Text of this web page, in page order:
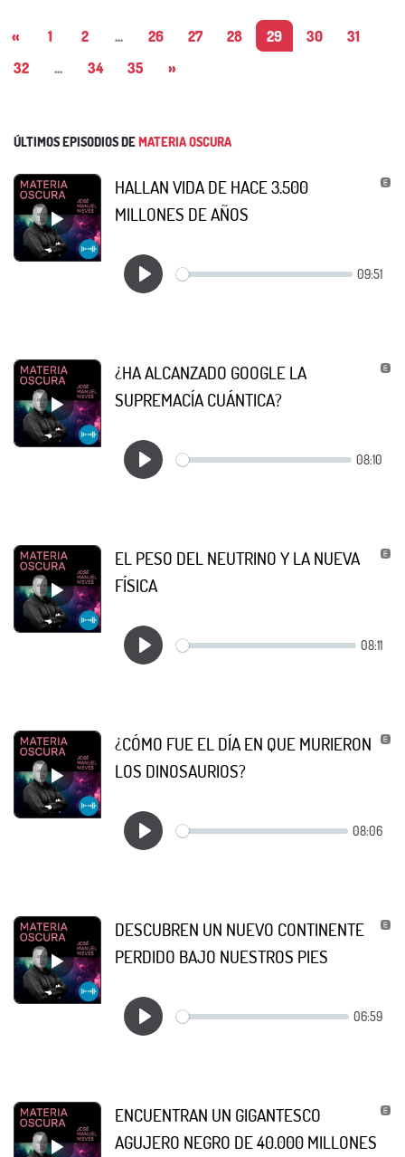
« 1 2 ... 26 27 28 29 30
31
32
... 34 35 »
ÚLTIMOS EPISODIOS DEMATERIA OSCURA
HALLAN VIDA DE HACE 3.500
MILLONES DE AÑOS
¿HA ALCANZADO GOOGLE LA
SUPREMACÍA CUÁNTICA?
EL PESO DEL NEUTRINO Y LA NUEVA
FÍSICA
¿CÓMO FUE EL DÍA EN QUE MURIERON
LOS DINOSAURIOS?
DESCUBREN UN NUEVO CONTINENTE
PERDIDO BAJO NUESTROS PIES
ENCUENTRAN UN GIGANTESCO
AGUJERO NEGRO DE 40.000 MILLONES